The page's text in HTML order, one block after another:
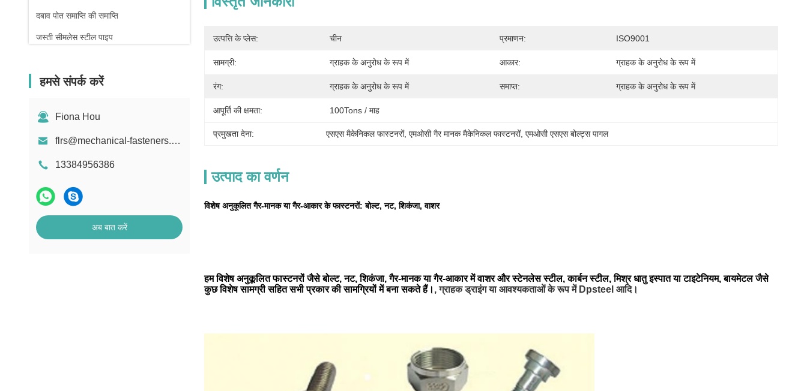
दबाव पोत समाप्ति की समाप्ति
जस्ती सीमलेस स्टील पाइप
कम्प्रेशन स्प्रिंग
हमसे संपर्क करें
Fiona Hou
flrs@mechanical-fasteners.com
13384956386
अब बात करें
उत्पत्ति के प्लेस: चीन प्रमाणन: ISO9001
सामग्री: ग्राहक के अनुरोध के रूप में आकार: ग्राहक के अनुरोध के रूप में
रंग: ग्राहक के अनुरोध के रूप में समाप्त: ग्राहक के अनुरोध के रूप में
आपूर्ति की क्षमता: 100Tons / माह
प्रमुखता देना: एसएस मैकेनिकल फास्टनरों, एमओसी गैर मानक मैकेनिकल फास्टनरों, एमओसी एसएस बोल्ट्स पागल
उत्पाद का वर्णन
विशेष अनुकूलित गैर-मानक या गैर-आकार के फास्टनरों: बोल्ट, नट, शिकंजा, वाशर
हम विशेष अनुकूलित फास्टनरों जैसे बोल्ट, नट, शिकंजा, गैर-मानक या गैर-आकार में वाशर और स्टेनलेस स्टील, कार्बन स्टील, मिश्र धातु इस्पात या टाइटेनियम, बायमेटल जैसे
कुछ विशेष सामग्री सहित सभी प्रकार की सामग्रियों में बना सकते हैं। , ग्राहक ड्राइंग या आवश्यकताओं के रूप में Dpsteel आदि।